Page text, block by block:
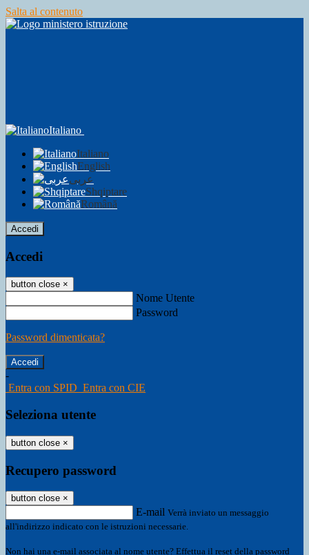
Salta al contenuto
Italiano
Italiano
English
عربى
Shqiptare
Română
Accedi
Accedi
button close ×
Nome Utente
Password
Password dimenticata?
-
Entra con SPID Entra con CIE
Seleziona utente
button close ×
Recupero password
button close ×
E-mail Verrà inviato un messaggio
all'indirizzo indicato con le istruzioni necessarie.
Non hai una e-mail associata al nome utente? Effettua il reset della password